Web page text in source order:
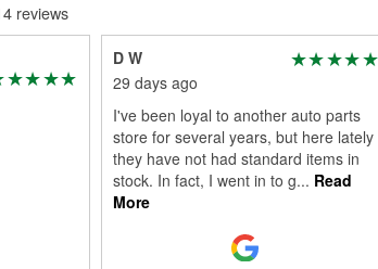
reviews
D W
29 days ago
I've been loyal to another auto parts
store for several years, but here lately
they have not had standard items in
stock. In fact, I went in to g... Read
More